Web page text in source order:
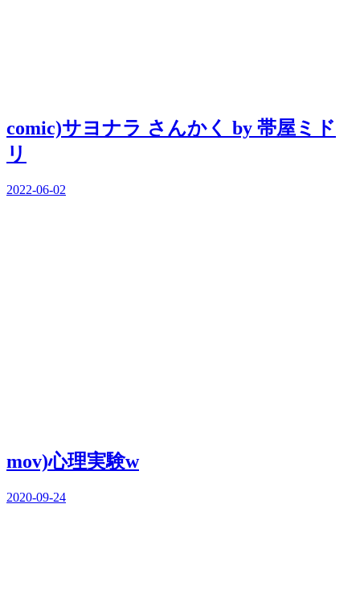
comic)サヨナラ さんかく by 帯屋ミド
リ
2022-06-02
mov)心理実験w
2020-09-24